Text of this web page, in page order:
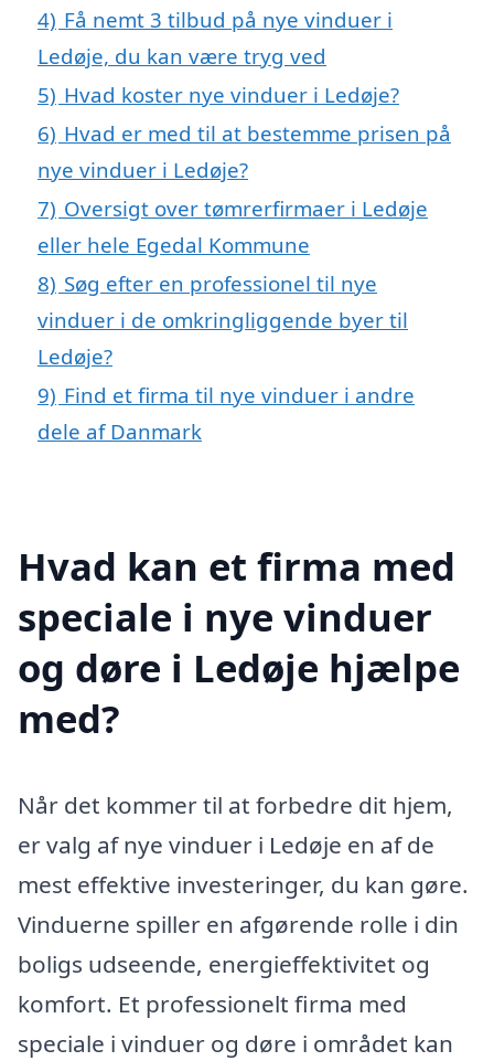
4) Få nemt 3 tilbud på nye vinduer i
Ledøje, du kan være tryg ved
5) Hvad koster nye vinduer i Ledøje?
6) Hvad er med til at bestemme prisen på
nye vinduer i Ledøje?
7) Oversigt over tømrerfirmaer i Ledøje
eller hele Egedal Kommune
8) Søg efter en professionel til nye
vinduer i de omkringliggende byer til
Ledøje?
9) Find et firma til nye vinduer i andre
dele af Danmark
Hvad kan et firma med
speciale i nye vinduer
og døre i Ledøje hjælpe
med?
Når det kommer til at forbedre dit hjem,
er valg af nye vinduer i Ledøje en af de
mest effektive investeringer, du kan gøre.
Vinduerne spiller en afgørende rolle i din
boligs udseende, energieffektivitet og
komfort. Et professionelt firma med
speciale i vinduer og døre i området kan